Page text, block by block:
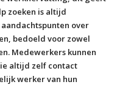
zoeken is altijd
over
bedoeld voor zowel
Medewerkers kunnen
altijd zelf contact
werker van hun